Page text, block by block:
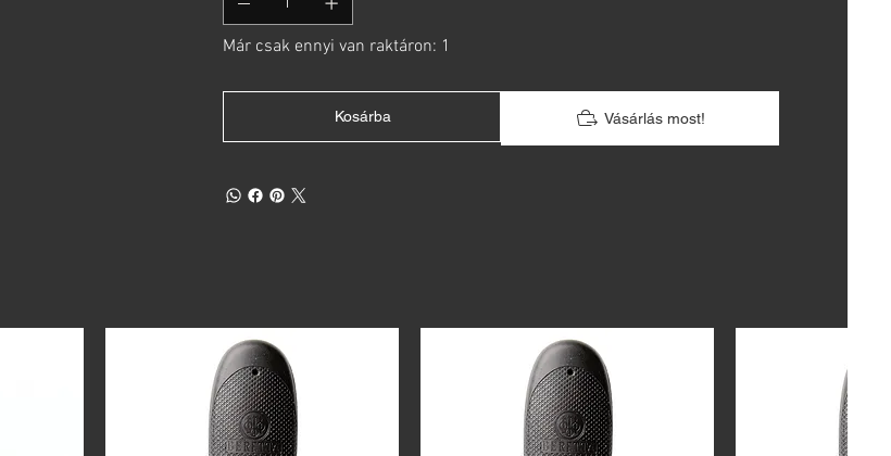
Már csak ennyi van raktáron: 1
Kosárba Vásárlás most!